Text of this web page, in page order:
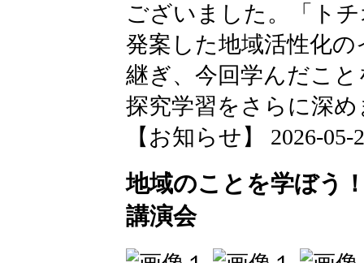
ございました。「ト
発案した地域活性化
継ぎ、今回学んだこ
探究学習をさらに深め
【お知らせ】 2026-05-
地域のことを学ぼう
講演会